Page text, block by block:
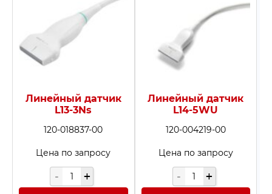
Линейный датчик
L13-3Ns
120-018837-00
Цена по запросу
Линейный датчик
L14-5WU
120-004219-00
Цена по запросу